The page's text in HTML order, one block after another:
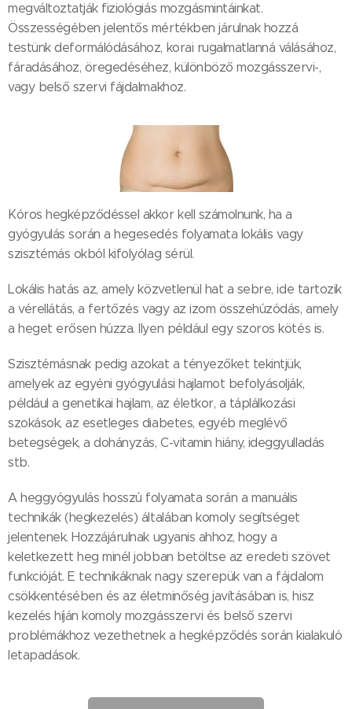
megváltoztatják fiziológiás mozgásmintáinkat.
Összességében jelentős mértékben járulnak hozzá
testünk deformálódásához, korai rugalmatlanná válásához,
fáradásához, öregedéséhez, különböző mozgásszervi-,
vagy belső szervi fájdalmakhoz.
Kóros hegképződéssel akkor kell számolnunk, ha a
gyógyulás során a hegesedés folyamata lokális vagy
szisztémás okból kifolyólag sérül.
Lokális hatás az, amely közvetlenül hat a sebre, ide tartozik
a vérellátás, a fertőzés vagy az izom összehúzódás, amely
a heget erősen húzza. Ilyen például egy szoros kötés is.
Szisztémásnak pedig azokat a tényezőket tekintjük,
amelyek az egyéni gyógyulási hajlamot befolyásolják,
például a genetikai hajlam, az életkor, a táplálkozási
szokások, az esetleges diabetes, egyéb meglévő
betegségek, a dohányzás, C-vitamin hiány, ideggyulladás
stb.
A heggyógyulás hosszú folyamata során a manuális
technikák (hegkezelés) általában komoly segítséget
jelentenek. Hozzájárulnak ugyanis ahhoz, hogy a
keletkezett heg minél jobban betöltse az eredeti szövet
funkcióját. E technikáknak nagy szerepük van a fájdalom
csökkentésében és az életminőség javításában is, hisz
kezelés híján komoly mozgásszervi és belső szervi
problémákhoz vezethetnek a hegképződés során kialakuló
letapadások.